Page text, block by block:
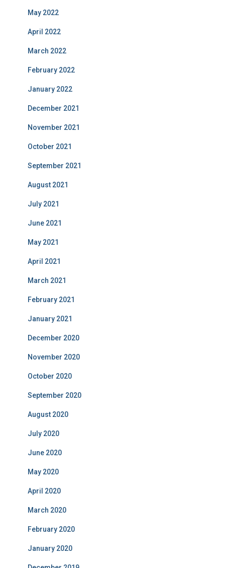
May 2022
April 2022
March 2022
February 2022
January 2022
December 2021
November 2021
October 2021
September 2021
August 2021
July 2021
June 2021
May 2021
April 2021
March 2021
February 2021
January 2021
December 2020
November 2020
October 2020
September 2020
August 2020
July 2020
June 2020
May 2020
April 2020
March 2020
February 2020
January 2020